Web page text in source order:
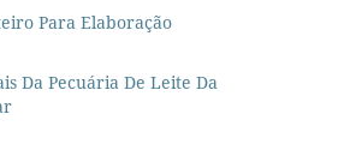
Para Elaboração
Da Pecuária De Leite Da